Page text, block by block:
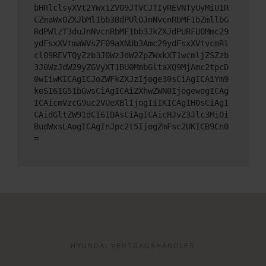
bHRlclsyXVt2YWx1ZV09JTVCJTIyREVNTyUyMiU1R
CZmaWx0ZXJbMl1bb3BdPUlOJnNvcnRbMF1bZmllbG
RdPWlzT3duJnNvcnRbMF1bb3JkZXJdPURFU0Mmc29
ydFsxXVtmaWVsZF09aXNUb3Amc29ydFsxXVtvcmRl
cl09REVTQyZzb3J0WzJdW2ZpZWxkXT1wcmljZSZzb
3J0WzJdW29yZGVyXT1BU0MmbGltaXQ9MjAmc2tpcD
0wIiwKICAgICJoZWFkZXJzIjoge30sCiAgICAiYm9
keSI6IG51bGwsCiAgICAiZXhwZWN0IjogewogICAg
ICAicmVzcG9uc2VUeXBlIjogIiIKICAgIH0sCiAgI
CAidGltZW91dCI6IDAsCiAgICAicHJvZ3Jlc3MiOi
BudWxsLAogICAgInJpc2t5IjogZmFsc2UKICB9Cn0
=